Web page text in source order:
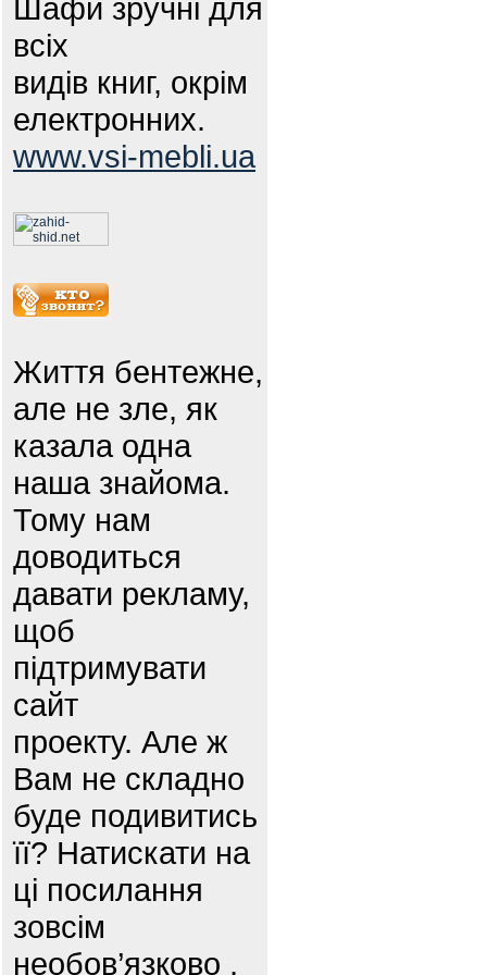
Шафи зручні для
всіх
видів книг, окрім
електронних.
www.vsi-mebli.ua
Життя бентежне,
але не зле, як
казала одна
наша знайома.
Тому нам
доводиться
давати рекламу,
щоб
підтримувати
сайт
проекту. Але ж
Вам не складно
буде подивитись
її? Натискати на
ці посилання
зовсім
необов’язково ,